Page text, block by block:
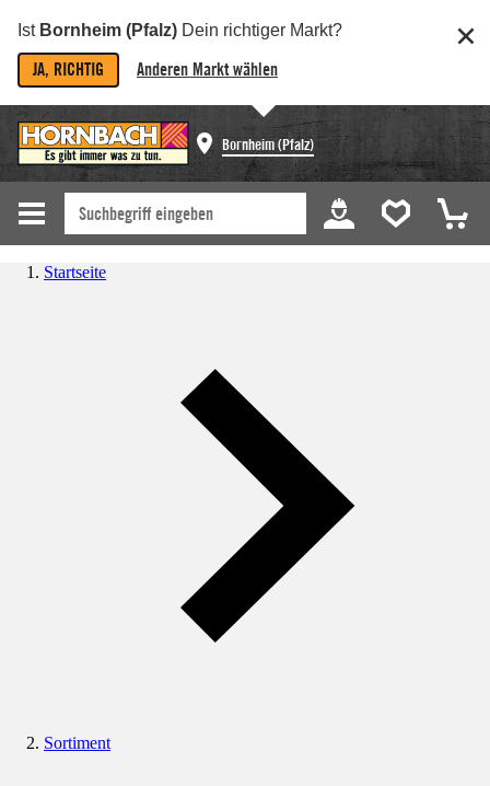
Ist Bornheim (Pfalz) Dein richtiger Markt?
JA, RICHTIG Anderen Markt wählen
Bornheim (Pfalz)
Startseite
Sortiment